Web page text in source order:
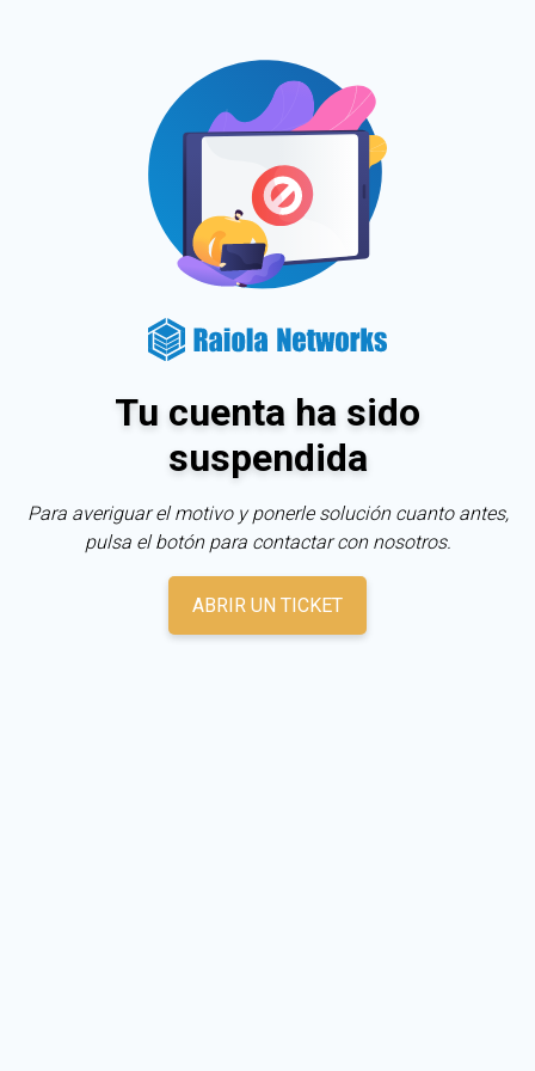
Tu cuenta ha sido
suspendida
Para averiguar el motivo y ponerle solución cuanto antes,
pulsa el botón para contactar con nosotros.
ABRIR UN TICKET